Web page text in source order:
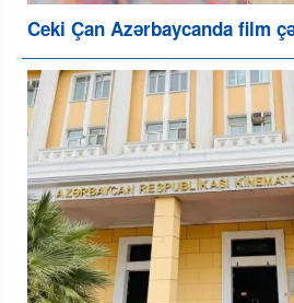
Ceki Çan Azərbaycanda film